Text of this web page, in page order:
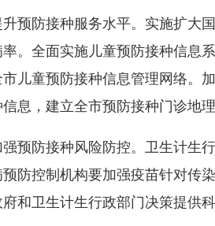
防接种服务水平。实施扩大国
。全面实施儿童预防接种信息
儿童预防接种信息管理网络。
信息，建立全市预防接种门诊地
防接种风险防控。卫生计生行
防控制机构要加强疫苗针对传
府和卫生计生行政部门决策提供